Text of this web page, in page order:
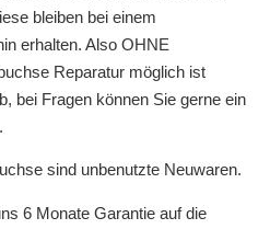
bleiben bei einem
erhalten. Also OHNE
Reparatur möglich ist
bei Fragen können Sie gerne ein
sind unbenutzte Neuwaren.
6 Monate Garantie auf die